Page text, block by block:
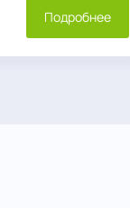
Подробнее